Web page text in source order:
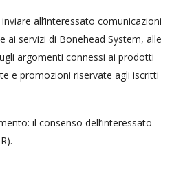
all’interessato comunicazioni
ai servizi di Bonehead System, alle
argomenti connessi ai prodotti
e promozioni riservate agli iscritti
il consenso dell’interessato